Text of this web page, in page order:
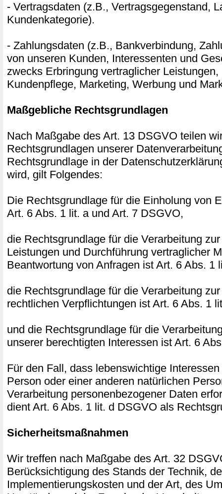
- Vertragsdaten (z.B., Vertragsgegenstand,
Kundenkategorie).
- Zahlungsdaten (z.B., Bankverbindung,
von unseren Kunden, Interessenten und
zwecks Erbringung vertraglicher
Kundenpflege, Marketing, Werbung und
Maßgebliche Rechtsgrundlagen
Nach Maßgabe des Art. 13 DSGVO teilen
Rechtsgrundlagen unserer
Rechtsgrundlage in der
wird, gilt Folgendes:
Die Rechtsgrundlage für die Einholung von
Art. 6 Abs. 1 lit. a und Art. 7 DSGVO,
die Rechtsgrundlage für die Verarbeitung
Leistungen und Durchführung vertraglicher
Beantwortung von Anfragen ist Art. 6 Abs. 1
die Rechtsgrundlage für die Verarbeitung
rechtlichen Verpflichtungen ist Art. 6 Abs. 1
und die Rechtsgrundlage für die
unserer berechtigten Interessen ist Art. 6
Für den Fall, dass lebenswichtige
Person oder einer anderen natürlichen
Verarbeitung personenbezogener Daten
dient Art. 6 Abs. 1 lit. d DSGVO als
Sicherheitsmaßnahmen
Wir treffen nach Maßgabe des Art. 32
Berücksichtigung des Stands der Technik,
Implementierungskosten und der Art, des